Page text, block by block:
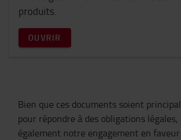
produits.
OUVRIR
Bien que ces documents soient
pour répondre à des obligations
également notre engagement en